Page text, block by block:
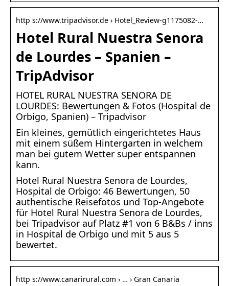
http s://www.tripadvisor.de › Hotel_Review-g1175082-…
Hotel Rural Nuestra Senora
de Lourdes – Spanien –
TripAdvisor
HOTEL RURAL NUESTRA SENORA DE
LOURDES: Bewertungen & Fotos (Hospital de
Orbigo, Spanien) – Tripadvisor
Ein kleines, gemütlich eingerichtetes Haus
mit einem süßem Hintergarten in welchem
man bei gutem Wetter super entspannen
kann.
Hotel Rural Nuestra Senora de Lourdes,
Hospital de Orbigo: 46 Bewertungen, 50
authentische Reisefotos und Top-Angebote
für Hotel Rural Nuestra Senora de Lourdes,
bei Tripadvisor auf Platz #1 von 6 B&Bs / inns
in Hospital de Orbigo und mit 5 aus 5
bewertet.
http s://www.canarirural.com › … › Gran Canaria